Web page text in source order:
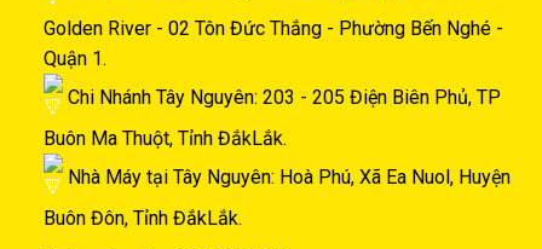
Golden River - 02 Tôn Đức Thắng - Phường Bến Nghé -
Quận 1.
Chi Nhánh Tây Nguyên: 203 - 205 Điện Biên Phủ, TP
Buôn Ma Thuột, Tỉnh ĐắkLắk.
Nhà Máy tại Tây Nguyên: Hoà Phú, Xã Ea Nuol, Huyện
Buôn Đôn, Tỉnh ĐắkLắk.